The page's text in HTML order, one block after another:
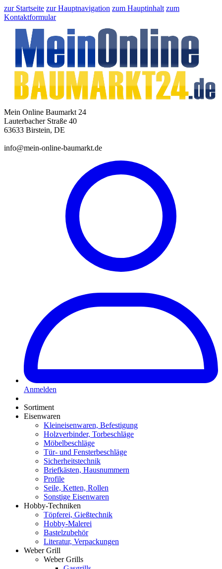
zur Startseite zur Hauptnavigation zum Hauptinhalt zum
Kontaktformular
Mein Online Baumarkt 24
Lauterbacher Straße 40
63633 Birstein, DE
info@mein-online-baumarkt.de
Anmelden
Sortiment
Eisenwaren
Kleineisenwaren, Befestigung
Holzverbinder, Torbeschläge
Möbelbeschläge
Tür- und Fensterbeschläge
Sicherheitstechnik
Briefkästen, Hausnummern
Profile
Seile, Ketten, Rollen
Sonstige Eisenwaren
Hobby-Techniken
Töpferei, Gießtechnik
Hobby-Malerei
Bastelzubehör
Literatur, Verpackungen
Weber Grill
Weber Grills